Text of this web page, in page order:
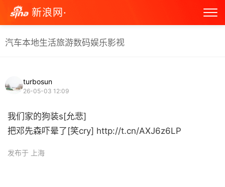
新浪网·
汽车本地生活旅游数码娱乐影视
turbosun
26-05-03 12:09
我们家的狗装s[允悲]
把邓先森吓晕了[笑cry] http://t.cn/AXJ6z6LP ​
发布于 上海